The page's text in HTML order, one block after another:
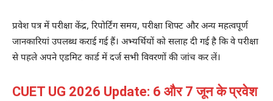
प्रवेश पत्र में परीक्षा केंद्र, रिपोर्टिंग समय, परीक्षा शिफ्ट और अन्य महत्वपूर्ण
जानकारियां उपलब्ध कराई गई हैं। अभ्यर्थियों को सलाह दी गई है कि वे परीक्षा
से पहले अपने एडमिट कार्ड में दर्ज सभी विवरणों की जांच कर लें।
CUET UG 2026 Update: 6 और 7 जून के प्रवेश